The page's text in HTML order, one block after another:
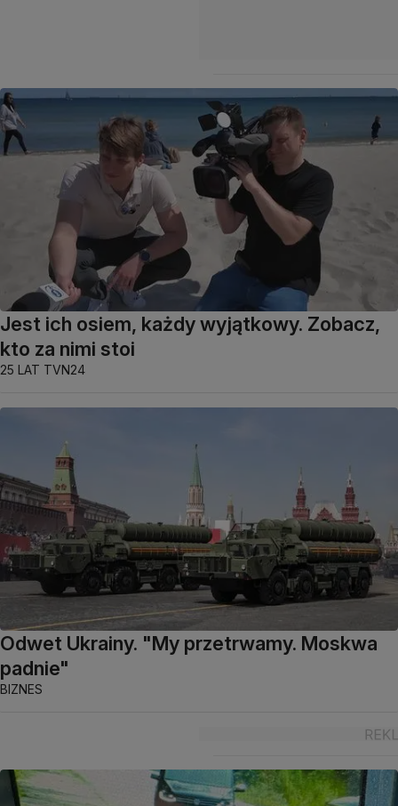
Jest ich osiem, każdy wyjątkowy. Zobacz,
kto za nimi stoi
25 LAT TVN24
Odwet Ukrainy. "My przetrwamy. Moskwa
padnie"
BIZNES